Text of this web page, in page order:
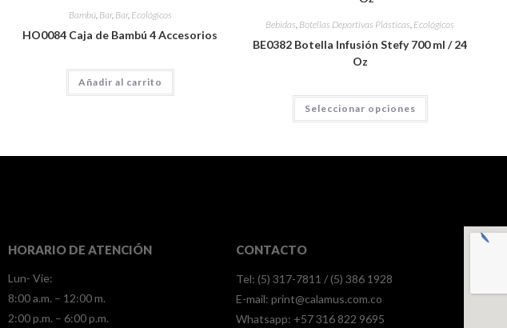
Bambú, Bar, Bar, Ecológicos
HO0084 Caja de Bambú 4 Accesorios
Añadir al carrito
Bebidas Botellas Deportivas Plásticas Ecológicos
BE0382 Botella Infusión Stefy 700 ml / 24
Oz
Seleccionar opciones
HORARIO DE ATENCIÓN
Lun- Vie:
8:00 a.m. – 12:00 m.
2:00 p.m. – 6:00 p.m.
CONTACTO
Tel: (5) 317-7811 / (5) 386 1928
E-mail: print@calamus.com.co
Whatsapp: +57 316 822 9695